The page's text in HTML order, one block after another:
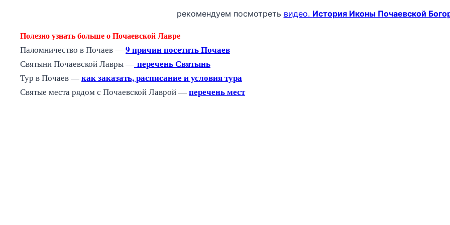
рекомендуем посмотреть видео. История Иконы Почаевской
Полезно узнать больше о Почаевской Лавре
Паломничество в Почаев — 9 причин посетить Почаев
Святыни Почаевской Лавры — перечень Святынь
Тур в Почаев — как заказать, расписание и условия тура
Святые места рядом с Почаевской Лаврой — перечень мест